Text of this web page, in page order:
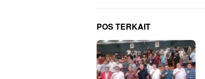
POS TERKAIT